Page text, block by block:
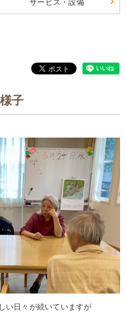
サービス・設備
子
い日々が続いていますが